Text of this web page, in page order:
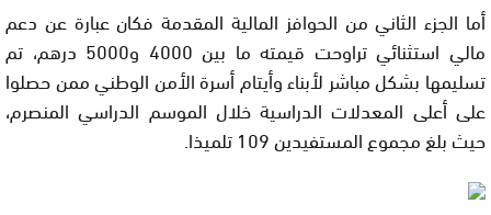
أما الجزء الثاني من الحوافز المالية المقدمة فكان عبارة عن دعم
مالي استثنائي تراوحت قيمته ما بين 4000 و5000 درهم، تم
تسليمها بشكل مباشر لأبناء وأيتام أسرة الأمن الوطني ممن حصلوا
على أعلى المعدلات الدراسية خلال الموسم الدراسي المنصرم،
حيث بلغ مجموع المستفيدين 109 تلميذا.